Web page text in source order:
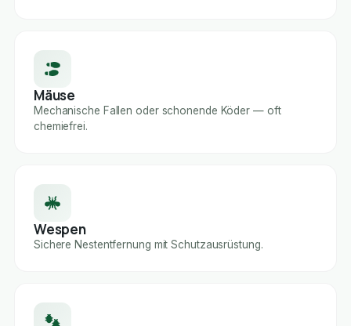
Mäuse
Mechanische Fallen oder schonende Köder — oft
chemiefrei.
Wespen
Sichere Nestentfernung mit Schutzausrüstung.